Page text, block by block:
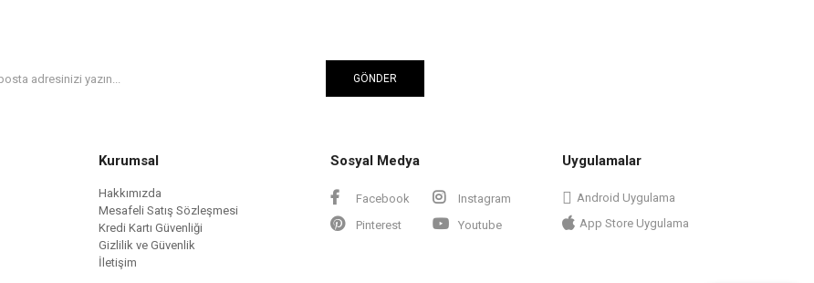
GÖNDER
Kurumsal
Hakkımızda
Mesafeli Satış Sözleşmesi
Kredi Kartı Güvenliği
Gizlilik ve Güvenlik
İletişim
Sosyal Medya
Facebook
Instagram
Pinterest
Youtube
Uygulamalar
Android Uygulama
App Store Uygulama